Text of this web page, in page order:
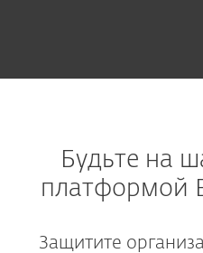
Будьте на
платформой
Защитите